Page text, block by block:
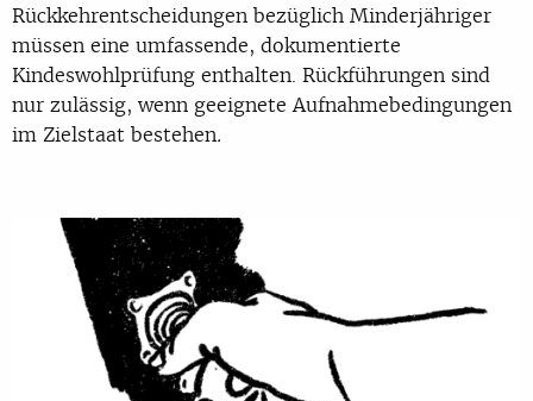
Rückkehrentscheidungen bezüglich Minderjähriger
müssen eine umfassende, dokumentierte
Kindeswohlprüfung enthalten. Rückführungen sind
nur zulässig, wenn geeignete Aufnahmebedingungen
im Zielstaat bestehen.